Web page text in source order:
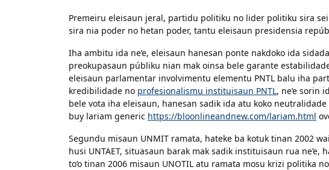
Premeiru eleisaun jeral, partidu politiku no lider politiku sira
sira nia poder no hetan poder, tantu eleisaun presidensia
Iha ambitu ida ne’e, eleisaun hanesan ponte nakdoko ida
preokupasaun públiku nian mak oinsa bele garante
eleisaun parlamentar involvimentu elementu PNTL balu iha
kredibilidade no profesionalismu instituisaun PNTL, ne’e sorin
bele vota iha eleisaun, hanesan sadik ida atu koko neutralidade
buy lariam generic https://bloonlineandnew.com/lariam.html
Segundu misaun UNMIT ramata, hateke ba kotuk tinan 2002
husi UNTAET, situasaun barak mak sadik instituisaun rua
to’o tinan 2006 misaun UNOTIL atu ramata mosu krizi politika